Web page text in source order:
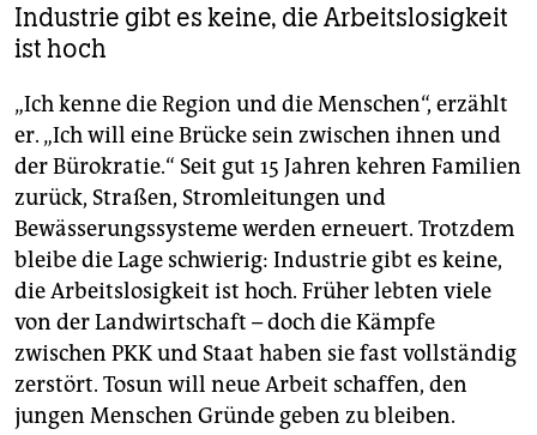
Industrie gibt es keine, die Arbeitslosigkeit
ist hoch
„Ich kenne die Region und die Menschen“, erzählt
er. „Ich will eine Brücke sein zwischen ihnen und
der Bürokratie.“ Seit gut 15 Jahren kehren Familien
zurück, Straßen, Stromleitungen und
Bewässerungssysteme werden erneuert. Trotzdem
bleibe die Lage schwierig: Industrie gibt es keine,
die Arbeitslosigkeit ist hoch. Früher lebten viele
von der Landwirtschaft – doch die Kämpfe
zwischen PKK und Staat haben sie fast vollständig
zerstört. Tosun will neue Arbeit schaffen, den
jungen Menschen Gründe geben zu bleiben.